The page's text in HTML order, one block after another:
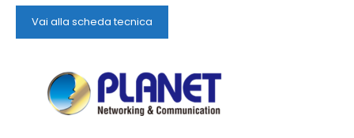
Vai alla scheda tecnica